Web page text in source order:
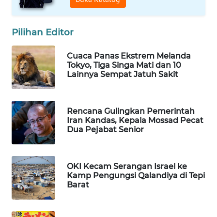
Pilihan Editor
Cuaca Panas Ekstrem Melanda
Tokyo, Tiga Singa Mati dan 10
Lainnya Sempat Jatuh Sakit
Rencana Gulingkan Pemerintah
Iran Kandas, Kepala Mossad Pecat
Dua Pejabat Senior
OKI Kecam Serangan Israel ke
Kamp Pengungsi Qalandiya di Tepi
Barat
WAHANA
WAHANA
UMKM
WAHANA
WAHANA
PERSONA
WAHANA
OTOMOTIF
WAHANA
HEALTH